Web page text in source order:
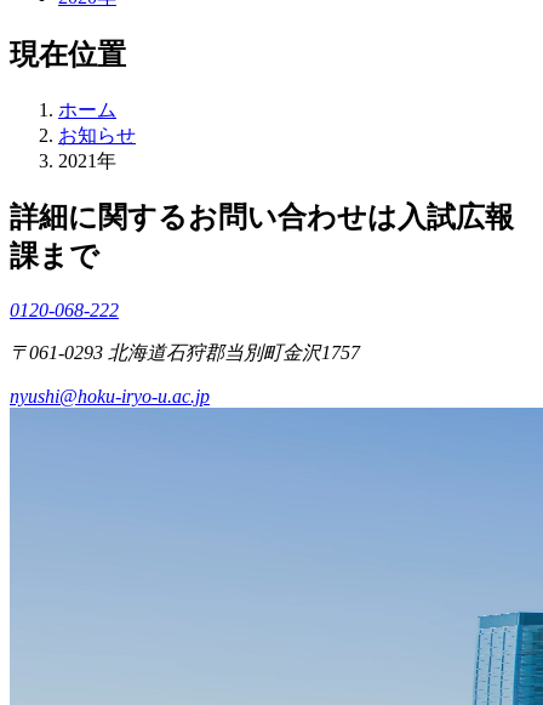
現在位置
ホーム
お知らせ
2021年
詳細に関するお問い合わせは入試広報
課まで
0120-068-222
〒061-0293 北海道石狩郡当別町金沢1757
nyushi@hoku-iryo-u.ac.jp